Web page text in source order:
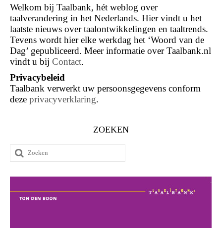
Welkom bij Taalbank, hét weblog over
taalverandering in het Nederlands. Hier vindt u het
laatste nieuws over taalontwikkelingen en taaltrends.
Tevens wordt hier elke werkdag het ‘Woord van de
Dag’ gepubliceerd. Meer informatie over Taalbank.nl
vindt u bij Contact.
Privacybeleid
Taalbank verwerkt uw persoonsgegevens conform
deze privacyverklaring.
ZOEKEN
Zoeken
naar: